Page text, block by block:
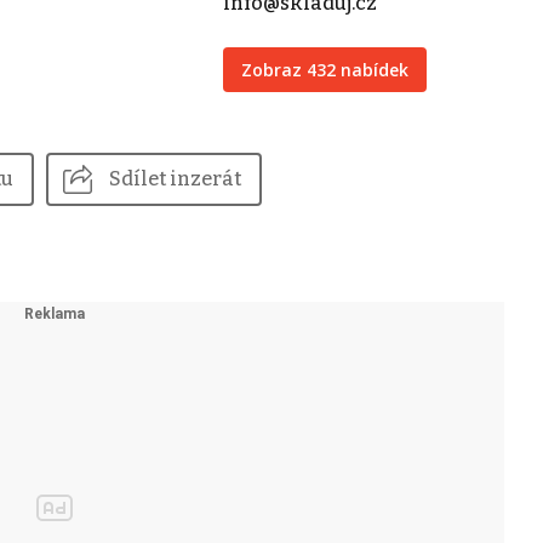
Zobraz 432 nabídek
Sdílet inzerát